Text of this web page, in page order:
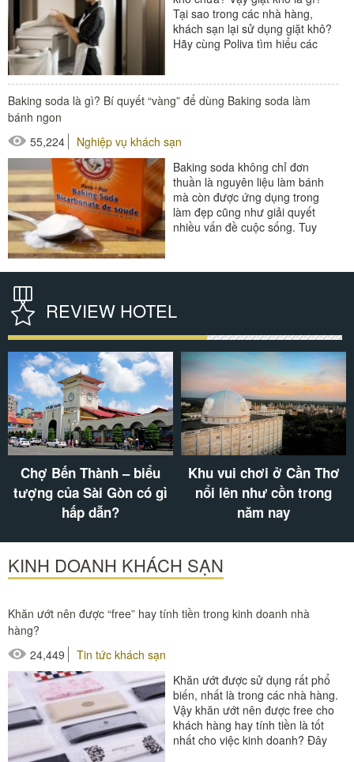
Tại sao trong các nhà hàng,
khách sạn lại sử dụng giặt khô?
Hãy cùng Poliva tìm hiểu các
#xe giặt là
Baking soda là gì? Bí quyết “vàng” để dùng Baking soda làm
bánh ngon
55,224
Nghiệp vụ khách sạn
Baking soda không chỉ đơn
thuần là nguyên liệu làm bánh
mà còn được ứng dụng trong
làm đẹp cũng như giải quyết
nhiều vấn đề cuộc sống. Tuy
REVIEW HOTEL
Chợ Bến Thành – biểu
tượng của Sài Gòn có gì
hấp dẫn?
Khu vui chơi ở Cần Thơ
nổi lên như cồn trong
năm nay
KINH DOANH KHÁCH SẠN
Khăn ướt nên được “free” hay tính tiền trong kinh doanh nhà
hàng?
24,449
Tin tức khách sạn
Khăn ướt được sử dụng rất phổ
biến, nhất là trong các nhà hàng.
Vậy khăn ướt nên được free cho
khách hàng hay tính tiền là tốt
nhất cho việc kinh doanh? Đây